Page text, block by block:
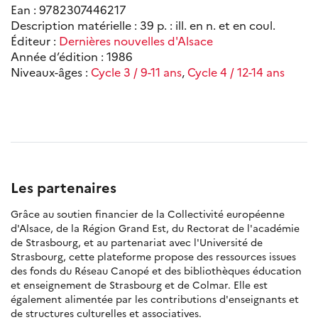
Ean : 9782307446217
Description matérielle : 39 p. : ill. en n. et en coul.
Éditeur : Dernières nouvelles d'Alsace
Année d’édition : 1986
Niveaux-âges : Cycle 3 / 9-11 ans,Cycle 4 / 12-14 ans
Les partenaires
Grâce au soutien financier de la Collectivité européenne
d'Alsace, de la Région Grand Est, du Rectorat de l'académie
de Strasbourg, et au partenariat avec l'Université de
Strasbourg, cette plateforme propose des ressources issues
des fonds du Réseau Canopé et des bibliothèques éducation
et enseignement de Strasbourg et de Colmar. Elle est
également alimentée par les contributions d'enseignants et
de structures culturelles et associatives.